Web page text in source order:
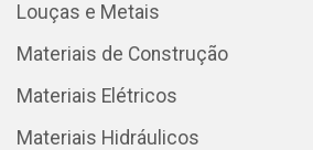
Louças e Metais
Materiais de Construção
Materiais Elétricos
Materiais Hidráulicos